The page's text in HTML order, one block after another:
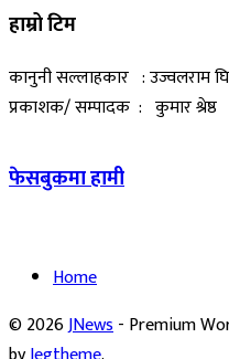
हाम्रो टिम
कानुनी सल्लाहकार : उज्वलराम
प्रकाशक/ सम्पादक : कुमार श्रेष्ठ
फेसबुकमा हामी
Home
© 2026JNews- Premium